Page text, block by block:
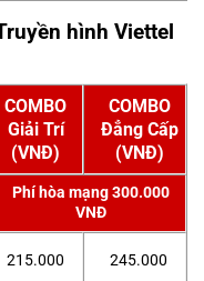
hình Viettel
COMBO
Giải Trí
(VNĐ)
COMBO
Đẳng Cấp
(VNĐ)
Phí hòa mạng 300.000
VNĐ
215.000 245.000